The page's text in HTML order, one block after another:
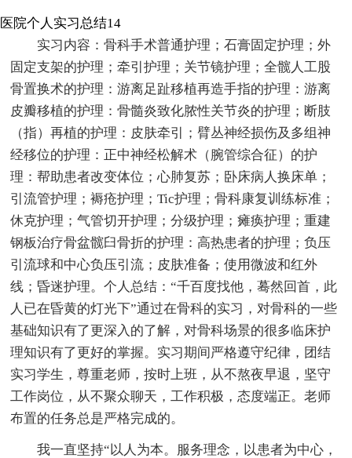
医院个人实习总结14
实习内容：骨科手术普通护理；石膏固定护理；外
固定支架的护理；牵引护理；关节镜护理；全髋人工股
骨置换术的护理：游离足趾移植再造手指的护理：游离
皮瓣移植的护理：骨髓炎致化脓性关节炎的护理；断肢
（指）再植的护理：皮肤牵引；臂丛神经损伤及多组神
经移位的护理：正中神经松解术（腕管综合征）的护
理：帮助患者改变体位；心肺复苏；卧床病人换床单；
引流管护理；褥疮护理；Tic护理；骨科康复训练标准；
休克护理；气管切开护理；分级护理；瘫痪护理；重建
钢板治疗骨盆髋臼骨折的护理：高热患者的护理；负压
引流球和中心负压引流；皮肤准备；使用微波和红外
线；昏迷护理。个人总结：“千百度找他，蓦然回首，此
人已在昏黄的灯光下”通过在骨科的实习，对骨科的一些
基础知识有了更深入的了解，对骨科场景的很多临床护
理知识有了更好的掌握。实习期间严格遵守纪律，团结
实习学生，尊重老师，按时上班，从不熬夜早退，坚守
工作岗位，从不聚众聊天，工作积极，态度端正。老师
布置的任务总是严格完成的。
我一直坚持“以人为本。服务理念，以患者为中心，